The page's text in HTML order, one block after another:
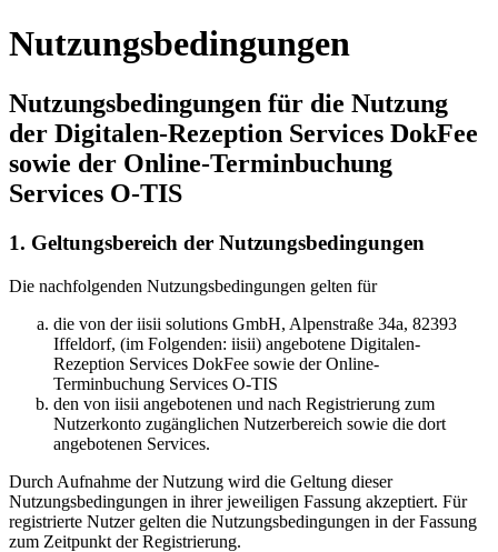
Nutzungsbedingungen
Nutzungsbedingungen für die Nutzung
der Digitalen-Rezeption Services DokFee
sowie der Online-Terminbuchung
Services O-TIS
1. Geltungsbereich der Nutzungsbedingungen
Die nachfolgenden Nutzungsbedingungen gelten für
die von der iisii solutions GmbH, Alpenstraße 34a, 82393
Iffeldorf, (im Folgenden: iisii) angebotene Digitalen-
Rezeption Services DokFee sowie der Online-
Terminbuchung Services O-TIS
den von iisii angebotenen und nach Registrierung zum
Nutzerkonto zugänglichen Nutzerbereich sowie die dort
angebotenen Services.
Durch Aufnahme der Nutzung wird die Geltung dieser
Nutzungsbedingungen in ihrer jeweiligen Fassung akzeptiert. Für
registrierte Nutzer gelten die Nutzungsbedingungen in der Fassung
zum Zeitpunkt der Registrierung.